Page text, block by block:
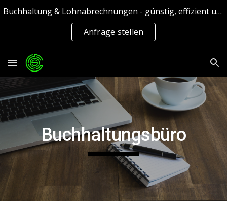
Skip to main content Skip to navigation
Buchhaltung & Lohnabrechnungen - günstig, effizient und schnell
Anfrage stellen
Buchhaltungsbüro